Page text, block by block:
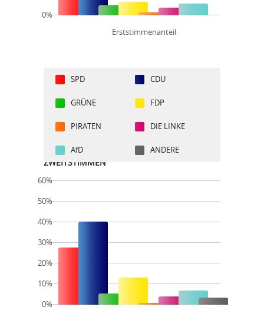
Erststimmenanteil
0%
SPD CDU
GRÜNE FDP
PIRATEN DIE LINKE
AfD ANDERE
ZWEITSTIMMEN
60%
50%
40%
30%
20%
10%
0%